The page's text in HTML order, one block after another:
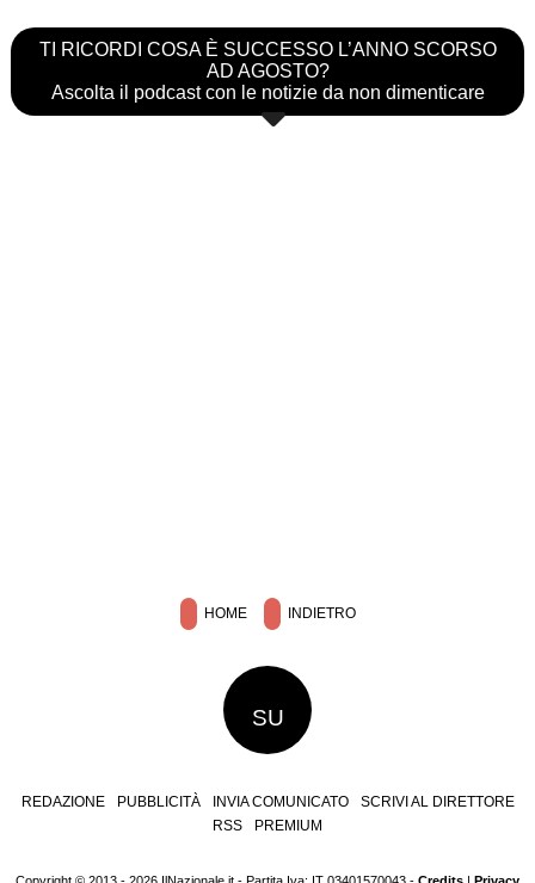
TI RICORDI COSA È SUCCESSO L’ANNO SCORSO
AD AGOSTO?
Ascolta il podcast con le notizie da non dimenticare
HOME INDIETRO
SU
REDAZIONE PUBBLICITÀ INVIA COMUNICATO
SCRIVI AL DIRETTORE
RSS
PREMIUM